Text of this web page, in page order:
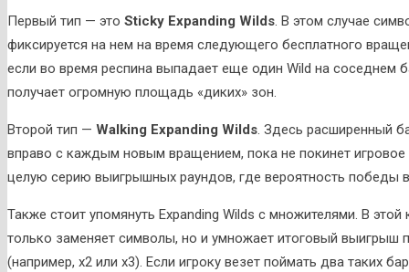
Первый тип — это Sticky Expanding Wilds. В этом случае
фиксируется на нем на время следующего бесплатного
если во время респина выпадает еще один Wild на соседнем
получает огромную площадь «диких» зон.
Второй тип — Walking Expanding Wilds. Здесь расширенный
вправо с каждым новым вращением, пока не покинет
целую серию выигрышных раундов, где вероятность победы
Также стоит упомянуть Expanding Wilds с множителями. В
только заменяет символы, но и умножает итоговый выигрыш
(например, x2 или x3). Если игроку везет поймать два таких